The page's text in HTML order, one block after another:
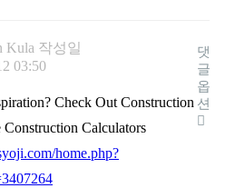
Kula 작성일
03:50
Check Out Construction
Calculators
home.php?
댓
글
옵
션